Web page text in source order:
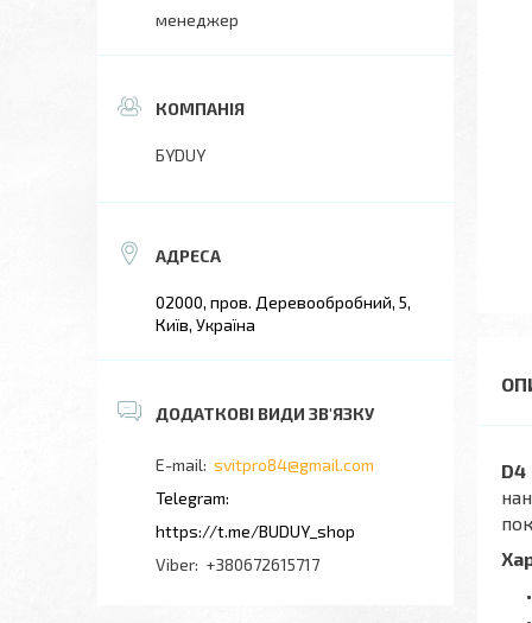
D4
менеджер
БYDUY
02000, пров. Деревообробний, 5,
Київ, Україна
svitpro84@gmail.com
https://t.me/BUDUY_shop
+380672615717